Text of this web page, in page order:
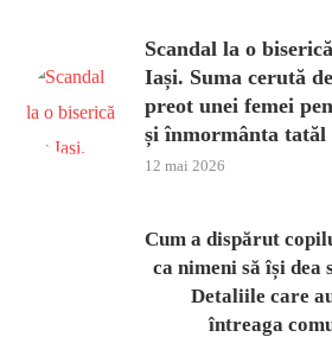
Scandal la o
Iași. Suma cerută
preot unei femei
și înmormânta tatăl
12 mai 2026
Cum a dispărut
ca nimeni să își dea
Detaliile care
întreaga